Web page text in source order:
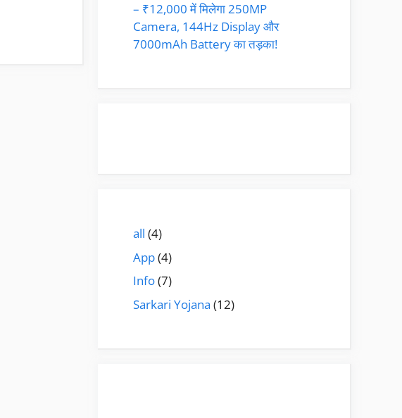
– ₹12,000 में मिलेगा 250MP
Camera, 144Hz Display और
7000mAh Battery का तड़का!
all (4)
App(4)
Info(7)
Sarkari Yojana (12)